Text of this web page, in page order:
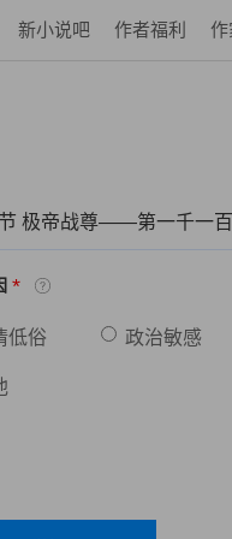
新小说吧 作者福利 作
极帝战尊——第一千一
*
低俗 政治敏感